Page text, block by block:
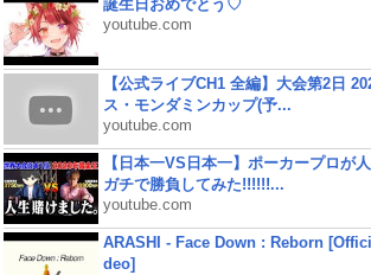
誕生日おめでとう♡
youtube.com
【公式ライブCH1 全編】大会第2日
ス・モンダミンカップ(予...
youtube.com
【日本一VS日本一】ポーカープロが
ガチで勝負してみた!!!!!!...
youtube.com
ARASHI - Face Down : Reborn
deo]